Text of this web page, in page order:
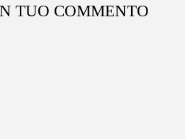
TUO COMMENTO